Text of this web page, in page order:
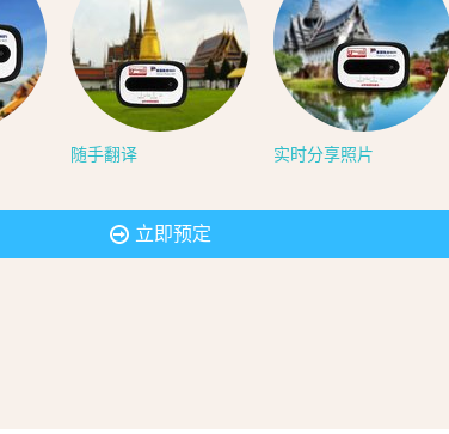
随手翻译 实时分享照片
立即预定